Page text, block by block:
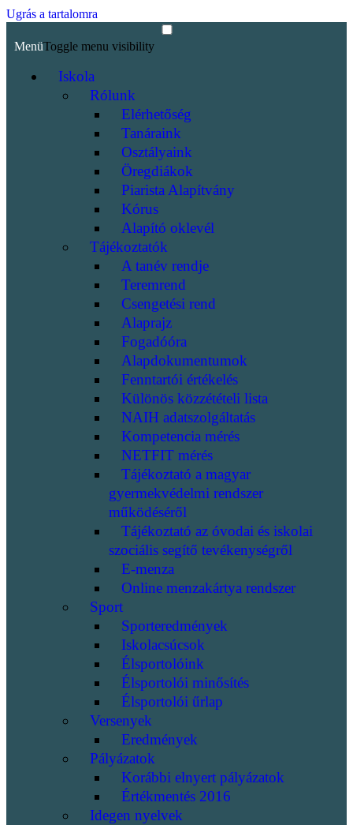
Ugrás a tartalomra
MenüToggle menu visibility
Iskola
Rólunk
Elérhetőség
Tanáraink
Osztályaink
Öregdiákok
Piarista Alapítvány
Kórus
Alapító oklevél
Tájékoztatók
A tanév rendje
Teremrend
Csengetési rend
Alaprajz
Fogadóóra
Alapdokumentumok
Fenntartói értékelés
Különös közzétételi lista
NAIH adatszolgáltatás
Kompetencia mérés
NETFIT mérés
Tájékoztató a magyar
gyermekvédelmi rendszer
működéséről
Tájékoztató az óvodai és iskolai
szociális segítő tevékenységről
E-menza
Online menzakártya rendszer
Sport
Sporteredmények
Iskolacsúcsok
Élsportolóink
Élsportolói minősítés
Élsportolói űrlap
Versenyek
Eredmények
Pályázatok
Korábbi elnyert pályázatok
Értékmentés 2016
Idegen nyelvek